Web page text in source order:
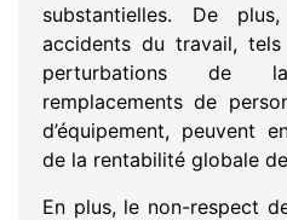
substantielles. De
accidents du travail,
perturbations de
remplacements de
d’équipement, peuvent
de la rentabilité globale de
En plus, le non-respect